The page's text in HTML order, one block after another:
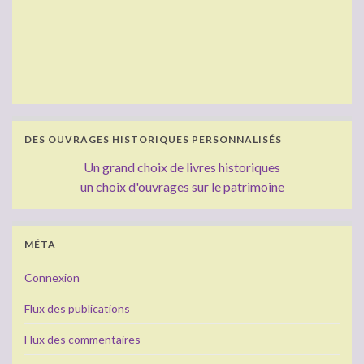
DES OUVRAGES HISTORIQUES PERSONNALISÉS
Un grand choix de livres historiques
un choix d'ouvrages sur le patrimoine
MÉTA
Connexion
Flux des publications
Flux des commentaires